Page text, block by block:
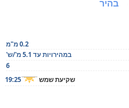
בהיר
0.2 מ"מ
במהירויות עד 5.1 מ'/ש'
6
שקיעת שמש 19:25